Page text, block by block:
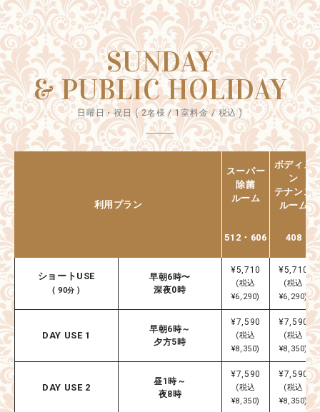
SUNDAY
& PUBLIC HOLIDAY
日曜日・祝日 ( 2名様 / 1室料金 / 税込 )
利用プラン
スーパー
除菌
ルーム
ボディメ
ン
テナンス
ルーム
512・606 408
ショートUSE
( 90分 )
早朝6時〜
深夜0時
¥5,710
(税込
¥6,290)
¥5,710
(税込
¥6,290)
DAY USE 1
早朝6時～
夕方5時
¥7,590
(税込
¥8,350)
¥7,590
(税込
¥8,350)
DAY USE 2
昼1時～
夜8時
¥7,590
(税込
¥8,350)
¥7,590
(税込
¥8,350)